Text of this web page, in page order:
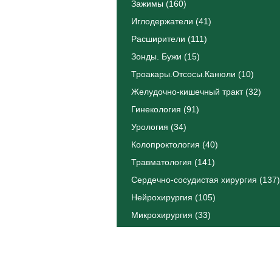
Зажимы (160)
Иглодержатели (41)
Расширители (111)
Зонды. Бужи (15)
Троакары.Отсосы.Канюли (10)
Желудочно-кишечный тракт (32)
Гинекология (91)
Урология (34)
Колопроктология (40)
Травматология (141)
Сердечно-сосудистая хирургия (137)
Нейрохирургия (105)
Микрохирургия (33)